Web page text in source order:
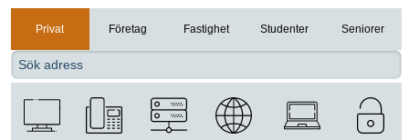
Privat Företag Fastighet Studenter Seniorer